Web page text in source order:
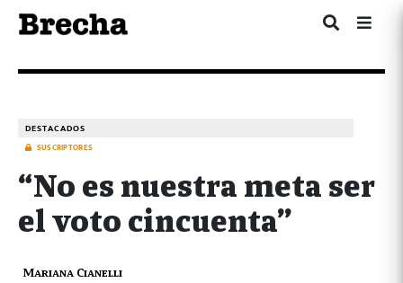
DESTACADOS
SUSCRIPTORES
“No es nuestra meta ser
el voto cincuenta”
Mariana Cianelli